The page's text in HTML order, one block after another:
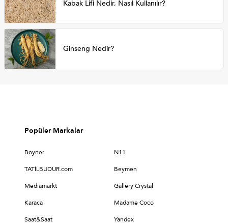
Kabak Lifi Nedir, Nasıl Kullanılır?
Ginseng Nedir?
Popüler Markalar
Boyner N11
TATİLBUDUR.com Beymen
Medıamarkt Gallery Crystal
Karaca Madame Coco
Saat&Saat Yandex